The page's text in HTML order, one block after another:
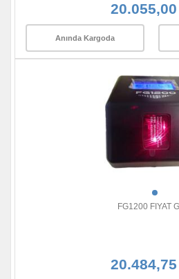
Anında Kargoda
FG1200 FIYAT